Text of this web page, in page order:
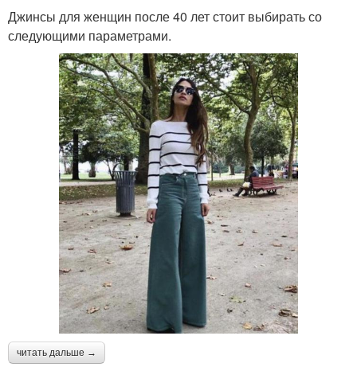
Джинсы для женщин после 40 лет стоит выбирать со
следующими параметрами.
читать дальше →